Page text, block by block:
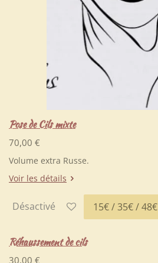
Pose de Cils mixte
70,00 €
Volume extra Russe.
Voir les détails
Désactivé
Réhaussement de cils
30,00 €